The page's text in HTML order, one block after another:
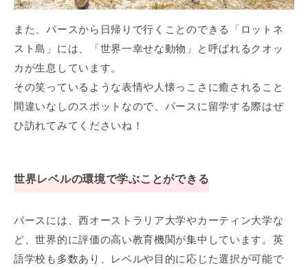
また、パースから日帰りで行くことのできる「ロットネ
スト島」には、「世界一幸せな動物」と呼ばれるクオッ
カが生息しています。
その笑っているような表情や人懐っこさに癒されること
間違いなしのスポットなので、パースに留学する際はぜ
ひ訪れてみてくださいね！
世界レベルの環境で学ぶことができる
パースには、西オーストラリア大学やカーティン大学な
ど、世界的に評価の高い教育機関が集中しています。英
語学校も多数あり、レベルや目的に応じた選択が可能で